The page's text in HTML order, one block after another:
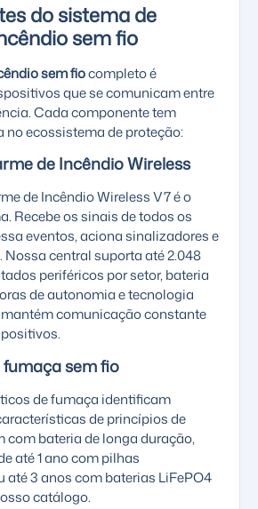
do sistema de
sem fio
sem fiocompleto é
que se comunicam entre
Cada componente tem
no ecossistema de proteção:
de Incêndio Wireless
de Incêndio Wireless V7é o
Recebe os sinais de todos os
eventos, aciona sinalizadores e
Nossa central suporta até 2.048
periféricos por setor, bateria
de autonomia e tecnologia
comunicação constante
sem fio
de fumaça identificam
de princípios de
com bateria de longa duração,
até 1 ano com pilhas
até 3 anos combaterias LiFePO4
catálogo.